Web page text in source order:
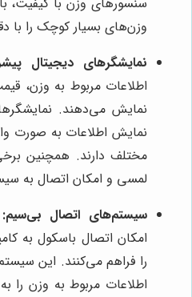
وزن‌های بسیار کوچک را با
نمایشگرهای دیجیتال
اطلاعات مربوط به وزن،
نمایش می‌دهند.
نمایش اطلاعات به صورت
مختلف دارند. همچنین
لمسی و امکان اتصال به
سیستم‌های اتصال بی‌سیم:
امکان اتصال باسکول به
را فراهم می‌کنند. این
اطلاعات مربوط به وزن را